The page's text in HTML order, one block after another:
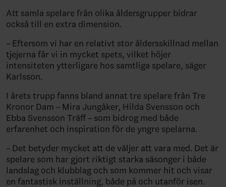
Att samla spelare från olika åldersgrupper bidrar
också till en extra dimension.
– Eftersom vi har en relativt stor åldersskillnad mellan
tjejerna får vi in mycket spets, vilket höjer
intensiteten ytterligare hos samtliga spelare, säger
Karlsson.
I årets trupp fanns bland annat tre spelare från Tre
Kronor Dam – Mira Jungåker, Hilda Svensson och
Ebba Svensson Träff – som bidrog med både
erfarenhet och inspiration för de yngre spelarna.
– Det betyder mycket att de väljer att vara med. Det är
spelare som har gjort riktigt starka säsonger i både
landslag och klubblag och som kommer hit och visar
en fantastisk inställning, både på och utanför isen.